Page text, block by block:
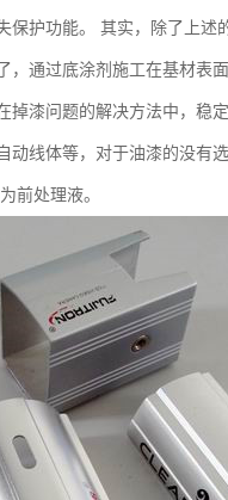
护功能。 其实，除了上述
通过底涂剂施工在基材表
漆问题的解决方法中，稳
线体等，对于油漆的没有
前处理液。